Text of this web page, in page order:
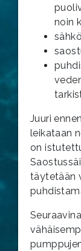
noin
Juuri
leikataan
on
täytetään